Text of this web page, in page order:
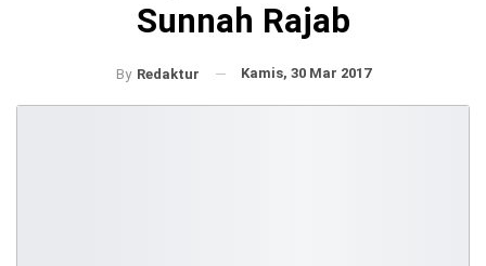
Sunnah Rajab
By Redaktur Kamis, 30 Mar 2017